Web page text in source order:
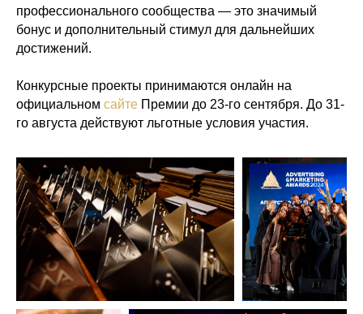
профессионального сообщества — это значимый
бонус и дополнительный стимул для дальнейших
достижений.
Конкурсные проекты принимаются онлайн на
официальном сайте Премии до 23-го сентября. До 31-
го августа действуют льготные условия участия.